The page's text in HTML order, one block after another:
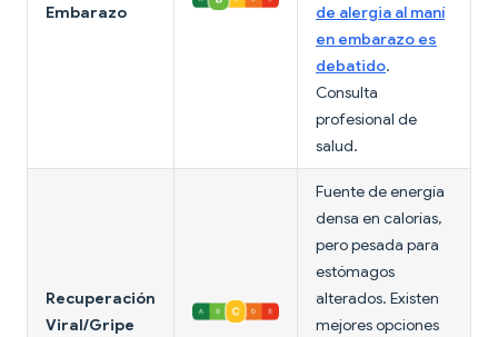
Embarazo
de alergia al maní
en embarazo es
debatido.
Consulta
profesional de
salud.
Recuperación
Viral/Gripe
Fuente de energía
densa en calorías,
pero pesada para
estómagos
alterados. Existen
mejores opciones